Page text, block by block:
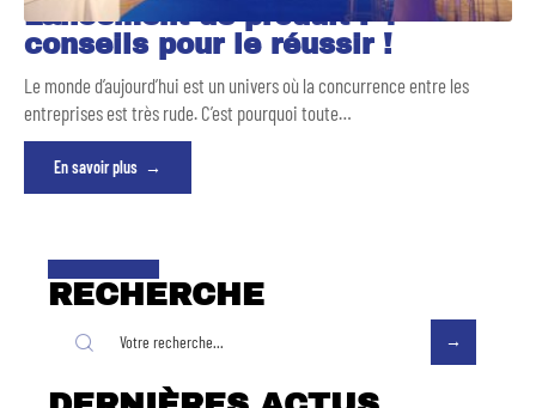
Lancement de produit : 4
conseils pour le réussir !
Le monde d’aujourd’hui est un univers où la concurrence entre les
entreprises est très rude. C’est pourquoi toute…
En savoir plus
RECHERCHE